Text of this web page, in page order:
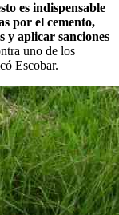
es indispensable
por el cemento,
y aplicar sanciones
uno de los
Escobar.